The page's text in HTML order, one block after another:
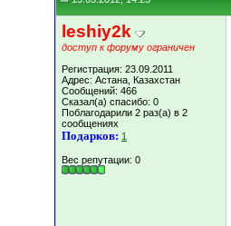
leshiy2k
доступ к форуму ограничен
Регистрация: 23.09.2011
Адрес: Астана, Казахстан
Сообщений: 466
Сказал(а) спасибо: 0
Поблагодарили 2 раз(а) в 2
сообщениях
Подарков: 1
Вес репутации: 0